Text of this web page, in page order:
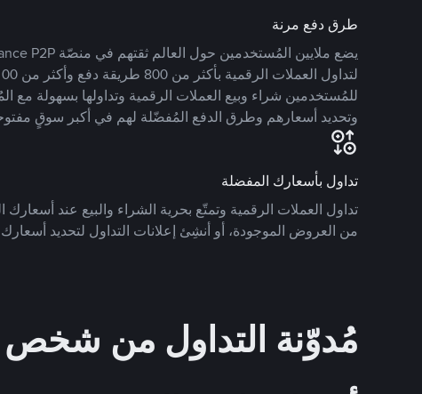
طرق دفع مرنة
للمُستخدمين شراء وبيع العملات الرقمية وتداولها بسهولة مع
وتحديد أسعارهم وطرق الدفع المُفضّلة لهم في أكبر سوقٍ
تداول بأسعارك المفضلة
تداول العملات الرقمية وتمتّع بحرية الشراء والبيع عند أسعارك
من العروض الموجودة، أو أنشِئ إعلانات التداول لتحديد
مُدوّنة التداول من